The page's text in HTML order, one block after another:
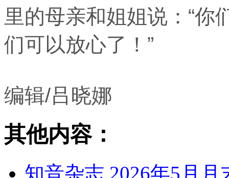
里的母亲和姐姐说：“你
们可以放心了！”
编辑/吕晓娜
其他内容：
知音杂志 2026年5月月